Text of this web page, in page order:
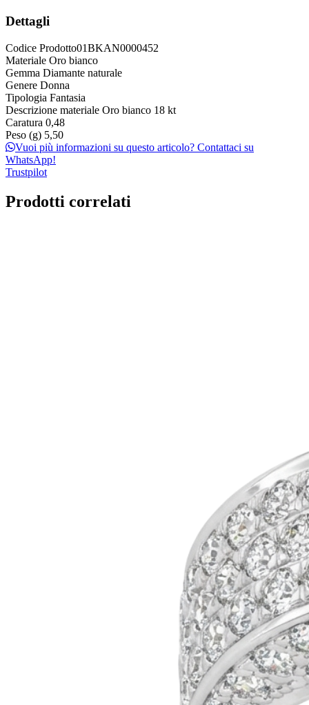
Dettagli
Codice Prodotto01BKAN0000452
Materiale Oro bianco
Gemma Diamante naturale
Genere Donna
Tipologia Fantasia
Descrizione materiale Oro bianco 18 kt
Caratura 0,48
Peso (g) 5,50
Vuoi più informazioni su questo articolo? Contattaci su
WhatsApp!
Trustpilot
Prodotti correlati